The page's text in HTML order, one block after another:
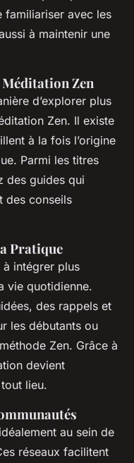
familiariser avec les
à maintenir une
Zen
d’explorer plus
Zen. Il existe
à la fois l’origine
Parmi les titres
des guides qui
des conseils
Pratique
intégrer plus
vie quotidienne.
des rappels et
les débutants ou
Zen. Grâce à
devient
lieu.
au sein de
réseaux facilitent